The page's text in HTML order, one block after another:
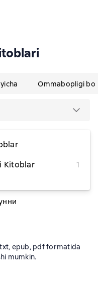
Ommabopligi
Kitoblar
1
dan 74 036,36 soʻm
epub, pdf formatida
mumkin.